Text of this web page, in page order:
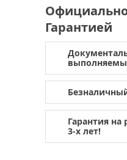
Официально
Гарантией
Гарантия
3-х лет!